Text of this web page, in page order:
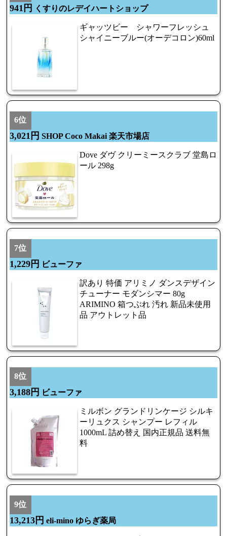
941円 くすりのレデイハートショップ
ギャッツビー シャワーフレッシュ
シャイニーブルー(オーデコロン)60ml
6位
3,021円 SHOP Coco Makai 楽天市場店
Dove ダヴ クリーミースクラブ 堂島ロ
ール 298g
7位
1,229円 ビューファ
訳あり 特価 アリミノ ダンスデザイン
チューナー モダンシマー 80g
ARIMINO 箱つぶれ 汚れ 新品未使用
品 アウトレット品
8位
3,188円 ビューファ
ミルボン グランドリンケージ シルキ
ーリュクス シャンプー レフィル
1000mL 詰め替え 国内正規品 送料無
料
9位
13,213円 eli-mino ゆらぎ薬局